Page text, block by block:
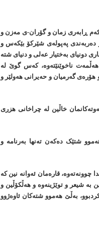
ڕابەری زمان و گۆران-ی مەزن و
پەپولەی شێرکۆ بێکەس و
دونیای بەختیار عەلی و دنیای شتە
ناخوێنێتەوە، کەس گوێ لە
گەرمیان و حەیرانی هەولێر و
خاڵین لە چراخانی هزری
شتێک دەکەن تەنها بەرنامە و
چوونەتەوە، قارەمان ئەوانە نین کە
بە شیعر و توێژینەوە و هەڵکۆڵین و
بەڵێ هەموو شتەکان ئاوەژوو